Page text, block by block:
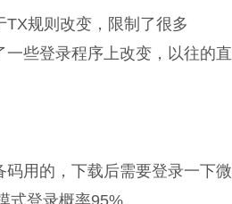
规则改变，限制了很多
些登录程序上改变，以往的
用的，下载后需要登录一下
式登录概率95%